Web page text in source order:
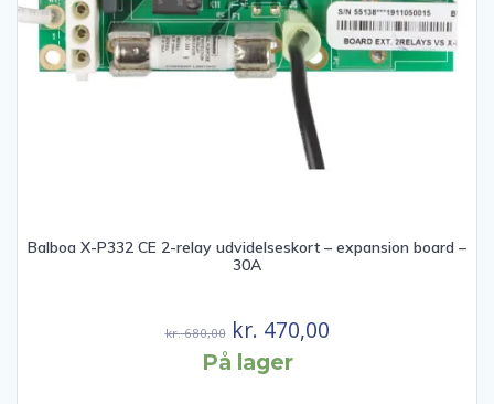
Balboa X-P332 CE 2-relay udvidelseskort – expansion board –
30A
kr.680,00 Den
oprindelige
kr. 470,00Den
På lager